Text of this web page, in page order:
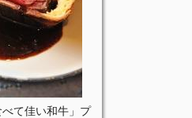
て佳い和牛」プ